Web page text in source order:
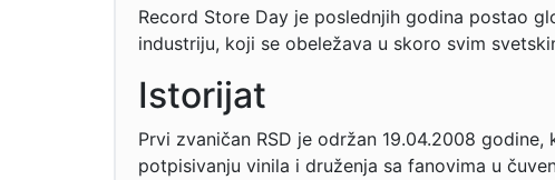
Record Store Day je poslednjih godina postao
industriju, koji se obeležava u skoro svim
Istorijat
Prvi zvaničan RSD je održan 19.04.2008 godine,
potpisivanju vinila i druženja sa fanovima u